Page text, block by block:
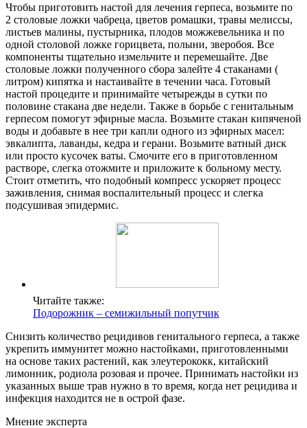
Чтобы приготовить настой для лечения герпеса, возьмите по
2 столовые ложки чабреца, цветов ромашки, травы мелиссы,
листьев малины, пустырника, плодов можжевельника и по
одной столовой ложке горицвета, полыни, зверобоя. Все
компоненты тщательно измельчите и перемешайте. Две
столовые ложки полученного сбора залейте 4 стаканами (
литром) кипятка и настаивайте в течении часа. Готовый
настой процедите и принимайте четырежды в сутки по
половине стакана две недели. Также в борьбе с генитальным
герпесом помогут эфирные масла. Возьмите стакан кипяченой
воды и добавьте в нее три капли одного из эфирных масел:
эвкалипта, лаванды, кедра и герани. Возьмите ватный диск
или просто кусочек ваты. Смочите его в приготовленном
растворе, слегка отожмите и приложите к больному месту.
Стоит отметить, что подобный компресс ускоряет процесс
заживления, снимая воспалительный процесс и слегка
подсушивая эпидермис.
Читайте также:
Подорожник – семижильный попутчик
Снизить количество рецидивов генитального герпеса, а также
укрепить иммунитет можно настойками, приготовленными
на основе таких растений, как элеутерококк, китайский
лимонник, родиола розовая и прочее. Принимать настойки из
указанных выше трав нужно в то время, когда нет рецидива и
инфекция находится не в острой фазе.
Мнение эксперта